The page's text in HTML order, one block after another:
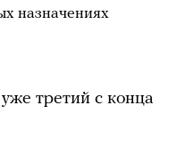
назначениях
третий с конца